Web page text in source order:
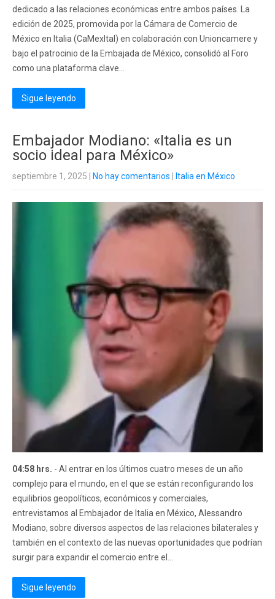
dedicado a las relaciones económicas entre ambos países. La
edición de 2025, promovida por la Cámara de Comercio de
México en Italia (CaMexItal) en colaboración con Unioncamere y
bajo el patrocinio de la Embajada de México, consolidó al Foro
como una plataforma clave...
Sigue leyendo
Embajador Modiano: «Italia es un
socio ideal para México»
septiembre 1, 2025 No hay comentarios Italia en México
04:58 hrs. - Al entrar en los últimos cuatro meses de un año
complejo para el mundo, en el que se están reconfigurando los
equilibrios geopolíticos, económicos y comerciales,
entrevistamos al Embajador de Italia en México, Alessandro
Modiano, sobre diversos aspectos de las relaciones bilaterales y
también en el contexto de las nuevas oportunidades que podrían
surgir para expandir el comercio entre el...
Sigue leyendo